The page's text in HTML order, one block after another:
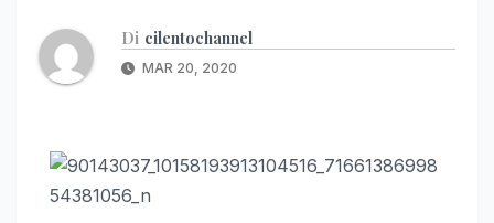
Di cilentochannel
MAR 20, 2020